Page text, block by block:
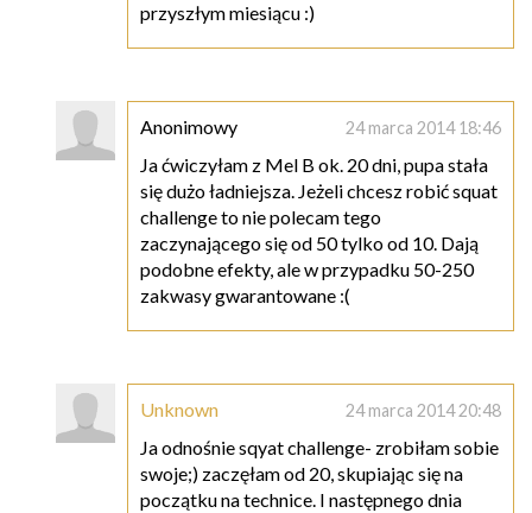
przyszłym miesiącu :)
Anonimowy 24 marca 2014 18:46
Ja ćwiczyłam z Mel B ok. 20 dni, pupa stała
się dużo ładniejsza. Jeżeli chcesz robić squat
challenge to nie polecam tego
zaczynającego się od 50 tylko od 10. Dają
podobne efekty, ale w przypadku 50-250
zakwasy gwarantowane :(
Unknown 24 marca 2014 20:48
Ja odnośnie sqyat challenge- zrobiłam sobie
swoje;) zaczęłam od 20, skupiając się na
początku na technice. I następnego dnia